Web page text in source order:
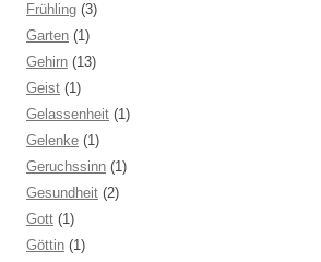
Frühling (3)
Garten (1)
Gehirn (13)
Geist (1)
Gelassenheit (1)
Gelenke (1)
Geruchssinn (1)
Gesundheit (2)
Gott (1)
Göttin (1)